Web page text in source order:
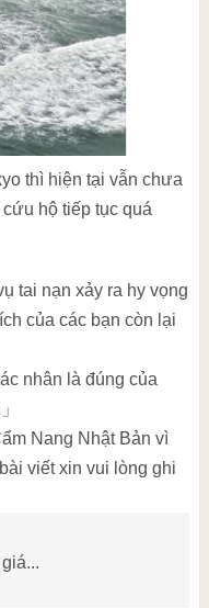
thì hiện tại vẫn chưa
hộ tiếp tục quá
tai nạn xảy ra hy vọng
của các bạn còn lại
nhân là đúng của
Nang Nhật Bản vì
viết xin vui lòng ghi